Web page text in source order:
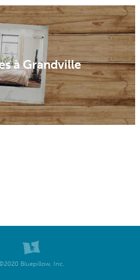
à Grandville
Bluepillow, Inc.